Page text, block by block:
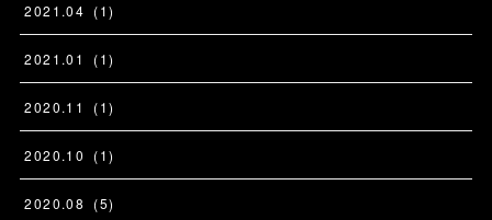
2021 .04 (1)
2021 .01 (1)
2020.11 (1)
2020.10 (1)
2020.08 (5)